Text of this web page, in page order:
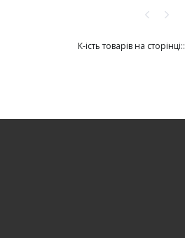
К-ість товарів на сторінці::